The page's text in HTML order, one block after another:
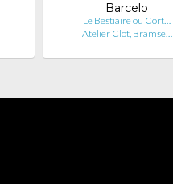
Barcelo
Le Bestiaire ou Cort…
Atelier Clot, Bramse…